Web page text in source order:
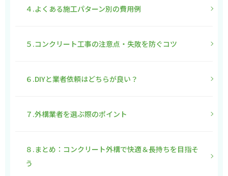
４.よくある施工パターン別の費用例
５.コンクリート工事の注意点・失敗を防ぐコツ
６.DIYと業者依頼はどちらが良い？
７.外構業者を選ぶ際のポイント
８.まとめ：コンクリート外構で快適＆長持ちを目指そ
う